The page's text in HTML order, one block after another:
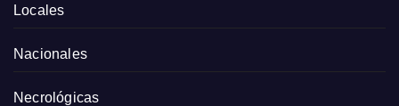
Locales
Nacionales
Necrológicas